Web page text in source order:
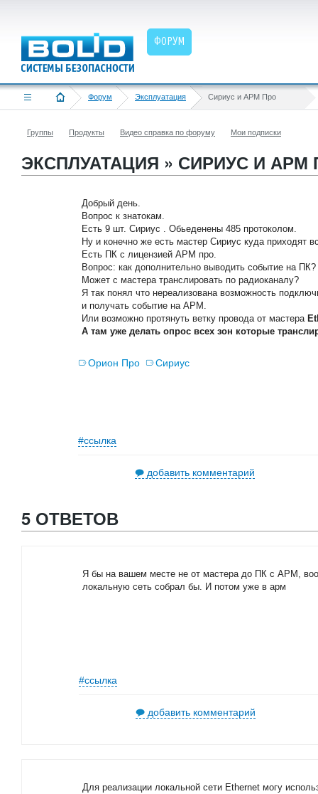
ФОРУМ
Форум Эксплуатация Сириус и АРМ Про
Группы Продукты Видео справка по форуму Мои подписки
ЭКСПЛУАТАЦИЯ » СИРИУС И АРМ
Добрый день.
Вопрос к знатокам.
Есть 9 шт. Сириус . Обьеденены 485 протоколом.
Ну и конечно же есть мастер Сириус куда приходят
Есть ПК с лицензией АРМ про.
Вопрос: как дополнительно выводить событие на ПК?
Может с мастера транслировать по радиоканалу?
Я так понял что нереализована возможность
и получать событие на АРМ.
Или возможно протянуть ветку провода от мастера
А там уже делать опрос всех зон которые
Орион Про Сириус
#ссылка
добавить комментарий
5 ОТВЕТОВ
Я бы на вашем месте не от мастера до ПК с АРМ,
локальную сеть собрал бы. И потом уже в арм
#ссылка
добавить комментарий
Для реализации локальной сети Ethernet могу